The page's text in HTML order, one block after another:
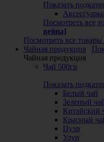
Показать
Посмотреть все
вейпа]
Посмотреть все товары
Чайная продукция
Чайная продукция
Чай 500гр
Показать
Белый чай
Зеленый
Китайский
Красный
Пуэр
Улун